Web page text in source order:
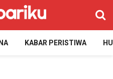
KABAR PERISTIWA